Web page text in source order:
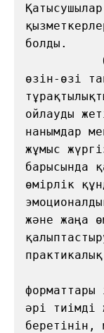
болды.
өзін-өзі
ойлауды
нанымдар
жұмыс
барысында
өмірлік
және жаңа
форматтары
әрі тиімді
беретінін,